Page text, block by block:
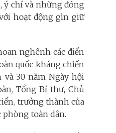
ý chí và những đóng
hoạt động gìn giữ
nghênh các điển
quốc kháng chiến
và 30 năm Ngày hội
Tổng Bí thư, Chủ
trưởng thành của
phòng toàn dân.